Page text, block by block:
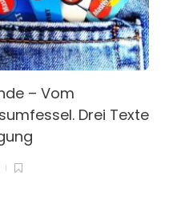
– Vom
Drei Texte